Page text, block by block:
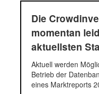
IW
Projekt
In
Die
momentan
aktuellsten
Aktuell werden
Betrieb der
eines Marktreports